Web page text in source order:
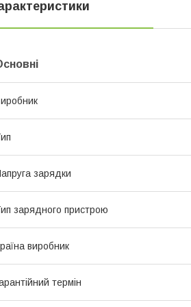
зарядки
зарядного пристрою
виробник
термін